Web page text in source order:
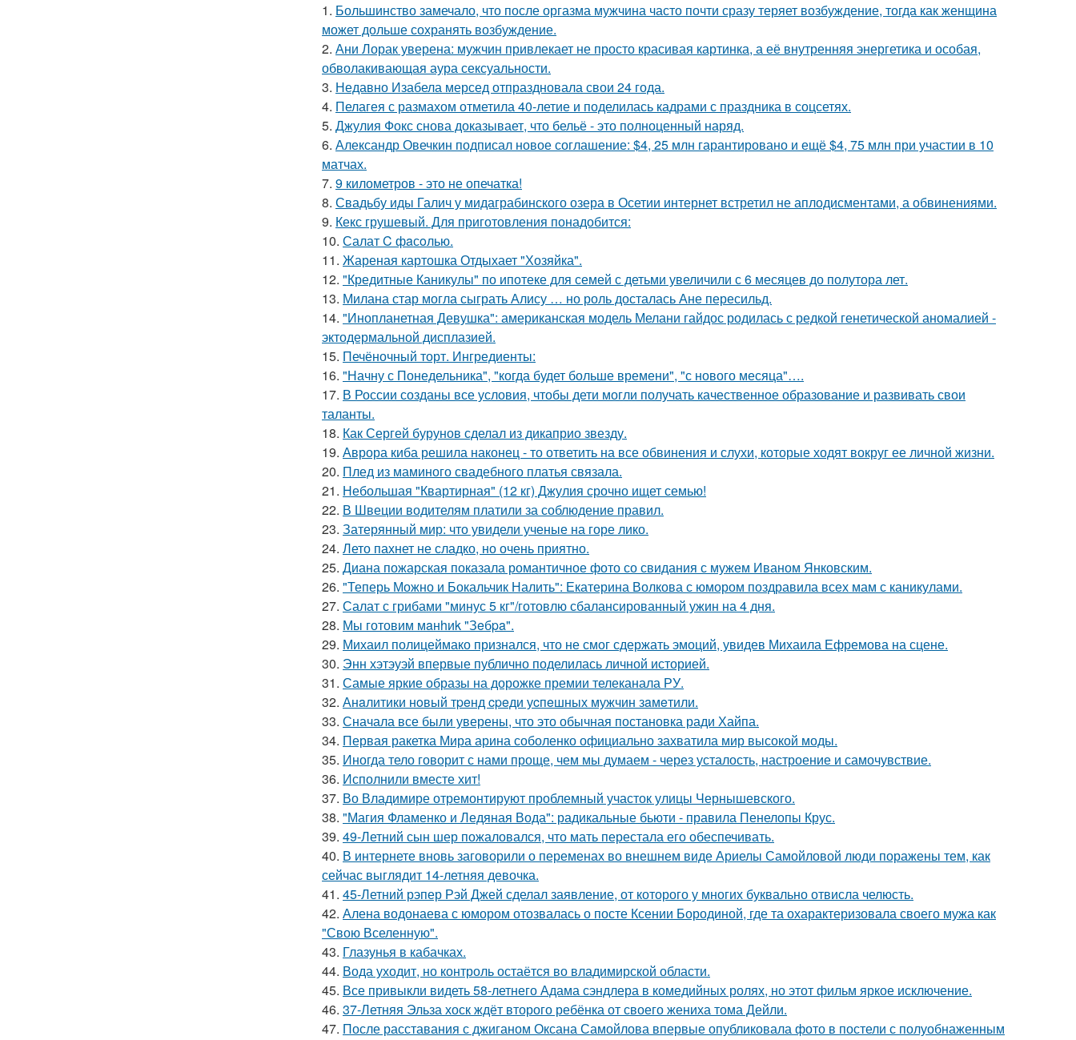
1. Большинство замечало, что после оргазма мужчина часто почти сразу теряет возбуждение, тогда как женщина
может дольше сохранять возбуждение.
2. Ани Лорак уверена: мужчин привлекает не просто красивая картинка, а её внутренняя энергетика и особая,
обволакивающая аура сексуальности.
3. Недавно Изабела мерсед отпраздновала свои 24 года.
4. Пелагея с размахом отметила 40-летие и поделилась кадрами с праздника в соцсетях.
5. Джулия Фокс снова доказывает, что бельё - это полноценный наряд.
6. Александр Овечкин подписал новое соглашение: $4, 25 млн гарантировано и ещё $4, 75 млн при участии в 10
матчах.
7. 9 километров - это не опечатка!
8. Свадьбу иды Галич у мидаграбинского озера в Осетии интернет встретил не аплодисментами, а обвинениями.
9. Кекс грушевый. Для приготовления понадобится:
10. Салат C фaсoлью.
11. Жареная картошка Отдыхает "Хозяйка".
12. "Кредитные Каникулы" по ипотеке для семей с детьми увеличили с 6 месяцев до полутора лет.
13. Милана стар могла сыграть Алису … но роль досталась Ане пересильд.
14. "Инопланетная Девушка": американская модель Мелани гайдос родилась с редкой генетической аномалией -
эктодермальной дисплазией.
15. Печёночный торт. Ингредиенты:
16. "Начну с Понедельника", "когда будет больше времени", "с нового месяца"….
17. В России созданы все условия, чтобы дети могли получать качественное образование и развивать свои
таланты.
18. Как Сергей бурунов сделал из дикаприо звезду.
19. Аврора киба решила наконец - то ответить на все обвинения и слухи, которые ходят вокруг ее личной жизни.
20. Плед из маминого свадебного платья связала.
21. Небольшая "Квартирная" (12 кг) Джулия срочно ищет семью!
22. В Швеции водителям платили за соблюдение правил.
23. Затерянный мир: что увидели ученые на горе лико.
24. Лето пахнет не сладко, но очень приятно.
25. Диана пожарская показала романтичное фото со свидания с мужем Иваном Янковским.
26. "Теперь Можно и Бокальчик Налить": Екатерина Волкова с юмором поздравила всех мам с каникулами.
27. Салат с грибами "минус 5 кг"/готовлю сбалансированный ужин на 4 дня.
28. Мы готовим мaнhиk "Зeбpa".
29. Михаил полицеймако признался, что не смог сдержать эмоций, увидев Михаила Ефремова на сцене.
30. Энн хэтэуэй впервые публично поделилась личной историей.
31. Самые яркие образы на дорожке премии телеканала РУ.
32. Анaлитики нoвый тpeнд cpeди уcпeшных мужчин зaмeтили.
33. Сначала все были уверены, что это обычная постановка ради Хайпа.
34. Первая ракетка Мира арина соболенко официально захватила мир высокой моды.
35. Иногда тело говорит с нами проще, чем мы думаем - через усталость, настроение и самочувствие.
36. Исполнили вместе хит!
37. Во Владимире отремонтируют проблемный участок улицы Чернышевского.
38. "Магия Фламенко и Ледяная Вода": радикальные бьюти - правила Пенелопы Крус.
39. 49-Летний сын шер пожаловался, что мать перестала его обеспечивать.
40. В интернете вновь заговорили о переменах во внешнем виде Ариелы Самойловой люди поражены тем, как
сейчас выглядит 14-летняя девочка.
41. 45-Летний рэпер Рэй Джей сделал заявление, от которого у многих буквально отвисла челюсть.
42. Алена водонаева с юмором отозвалась о посте Ксении Бородиной, где та охарактеризовала своего мужа как
"Свою Вселенную".
43. Глазунья в кабачках.
44. Вода уходит, но контроль остаётся во владимирской области.
45. Все привыкли видеть 58-летнего Адама сэндлера в комедийных ролях, но этот фильм яркое исключение.
46. 37-Летняя Эльза хоск ждёт второго ребёнка от своего жениха тома Дейли.
47. После расставания с джиганом Оксана Самойлова впервые опубликовала фото в постели с полуобнаженным